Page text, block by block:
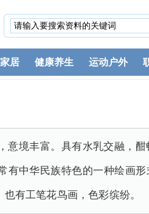
居 健康养生 运动户外
意境丰富。具有水乳交融，
有中华民族特色的一种绘画
有工笔花鸟画，色彩缤纷。